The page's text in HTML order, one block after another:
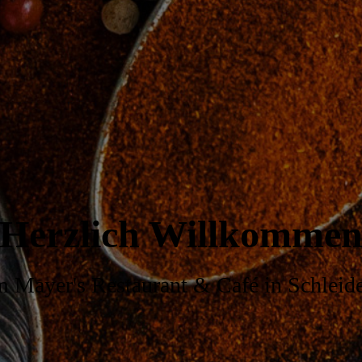
Willkommen
Mayer's Restaurant & Café in